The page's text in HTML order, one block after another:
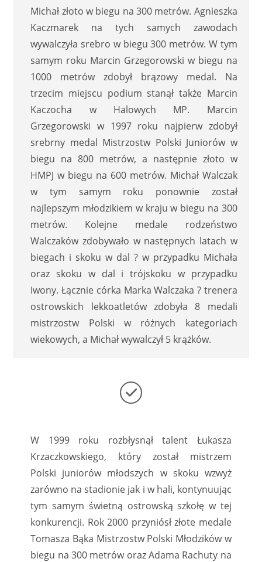
Michał złoto w biegu na 300 metrów. Agnieszka
Kaczmarek na tych samych zawodach
wywalczyła srebro w biegu 300 metrów. W tym
samym roku Marcin Grzegorowski w biegu na
1000 metrów zdobył brązowy medal. Na
trzecim miejscu podium stanął także Marcin
Kaczocha w Halowych MP. Marcin
Grzegorowski w 1997 roku najpierw zdobył
srebrny medal Mistrzostw Polski Juniorów w
biegu na 800 metrów, a następnie złoto w
HMPJ w biegu na 600 metrów. Michał Walczak
w tym samym roku ponownie został
najlepszym młodzikiem w kraju w biegu na 300
metrów. Kolejne medale rodzeństwo
Walczaków zdobywało w następnych latach w
biegach i skoku w dal ? w przypadku Michała
oraz skoku w dal i trójskoku w przypadku
Iwony. Łącznie córka Marka Walczaka ? trenera
ostrowskich lekkoatletów zdobyła 8 medali
mistrzostw Polski w różnych kategoriach
wiekowych, a Michał wywalczył 5 krążków.
W 1999 roku rozbłysnął talent Łukasza
Krzaczkowskiego, który został mistrzem
Polski juniorów młodszych w skoku wzwyż
zarówno na stadionie jak i w hali, kontynuując
tym samym świetną ostrowską szkołę w tej
konkurencji. Rok 2000 przyniósł złote medale
Tomasza Bąka Mistrzostw Polski Młodzików w
biegu na 300 metrów oraz Adama Rachuty na